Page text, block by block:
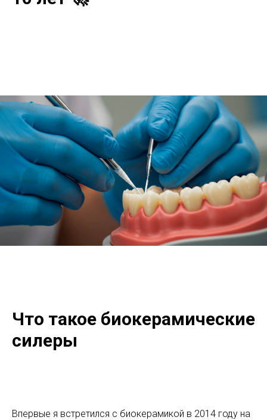
Что такое биокерамические
силеры
Впервые я встретился с биокерамикой в 2014 году на